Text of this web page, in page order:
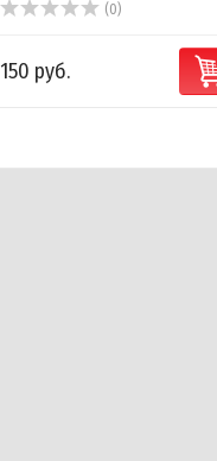
(0)
150 руб.